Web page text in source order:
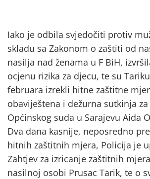
Iako je odbila svjedočiti protiv
skladu sa Zakonom o zaštiti od
nasilja nad ženama u F BiH,
ocjenu rizika za djecu, te su
februara izrekli hitne zaštitne
obaviještena i dežurna sutkinja
Općinskog suda u Sarajevu Aida
Dva dana kasnije, neposredno
hitnih zaštitnih mjera, Policija je
Zahtjev za izricanje zaštitnih
nasilnoj osobi Prusac Tarik, te o